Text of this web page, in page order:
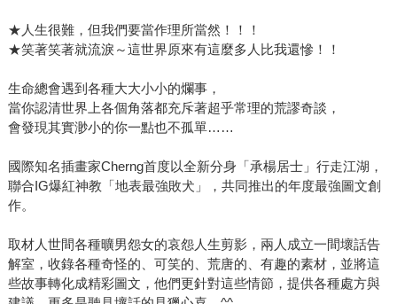
★人生很難，但我們要當作理所當然！！！
★笑著笑著就流淚～這世界原來有這麼多人比我還慘！！
生命總會遇到各種大大小小的爛事，
當你認清世界上各個角落都充斥著超乎常理的荒謬奇談，
會發現其實渺小的你一點也不孤單……
國際知名插畫家Cherng首度以全新分身「承楊居士」行走江湖，
聯合IG爆紅神教「地表最強敗犬」，共同推出的年度最強圖文創
作。
取材人世間各種曠男怨女的哀怨人生剪影，兩人成立一間壞話告
解室，收錄各種奇怪的、可笑的、荒唐的、有趣的素材，並將這
些故事轉化成精彩圖文，他們更針對這些情節，提供各種處方與